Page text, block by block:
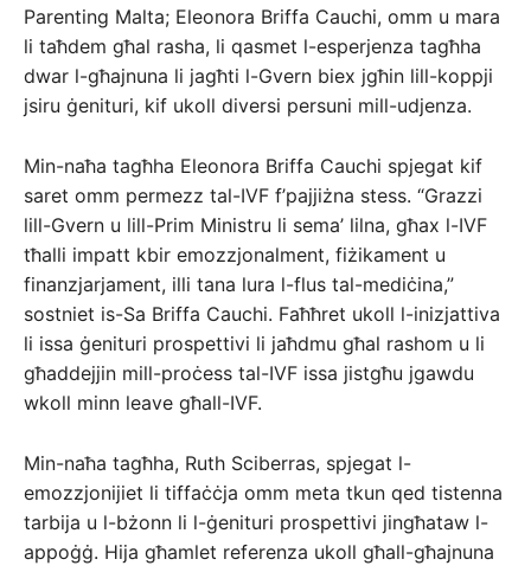
Parenting Malta; Eleonora Briffa Cauchi, omm u mara
li taħdem għal rasha, li qasmet l-esperjenza tagħha
dwar l-għajnuna li jagħti l-Gvern biex jgħin lill-koppji
jsiru ġenituri, kif ukoll diversi persuni mill-udjenza.
Min-naħa tagħha Eleonora Briffa Cauchi spjegat kif
saret omm permezz tal-IVF f’pajjiżna stess. “Grazzi
lill-Gvern u lill-Prim Ministru li sema’ lilna, għax l-IVF
tħalli impatt kbir emozzjonalment, fiżikament u
finanzjarjament, illi tana lura l-flus tal-mediċina,”
sostniet is-Sa Briffa Cauchi. Faħħret ukoll l-inizjattiva
li issa ġenituri prospettivi li jaħdmu għal rashom u li
għaddejjin mill-proċess tal-IVF issa jistgħu jgawdu
wkoll minn leave għall-IVF.
Min-naħa tagħha, Ruth Sciberras, spjegat l-
emozzjonijiet li tiffaċċja omm meta tkun qed tistenna
tarbija u l-bżonn li l-ġenituri prospettivi jingħataw l-
appoġġ. Hija għamlet referenza ukoll għall-għajnuna